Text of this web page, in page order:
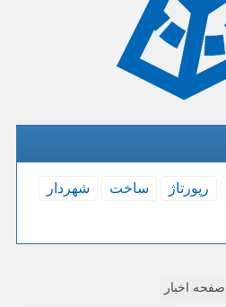
رپورتاژ ساخت
شهردار
صفحه اخبار